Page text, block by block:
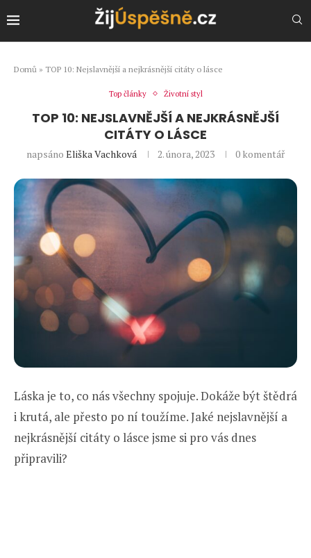
Domů » TOP 10: Nejslavnější a nejkrásnější citáty o lásce
Top články Životní styl
TOP 10: NEJSLAVNĚJŠÍ A NEJKRÁSNĚJŠÍ
CITÁTY O LÁSCE
napsáno Eliška Vachková 2. února, 2023 0 komentář
Láska je to, co nás všechny spojuje. Dokáže být štědrá
i krutá, ale přesto po ní toužíme. Jaké nejslavnější a
nejkrásnější citáty o lásce jsme si pro vás dnes
připravili?